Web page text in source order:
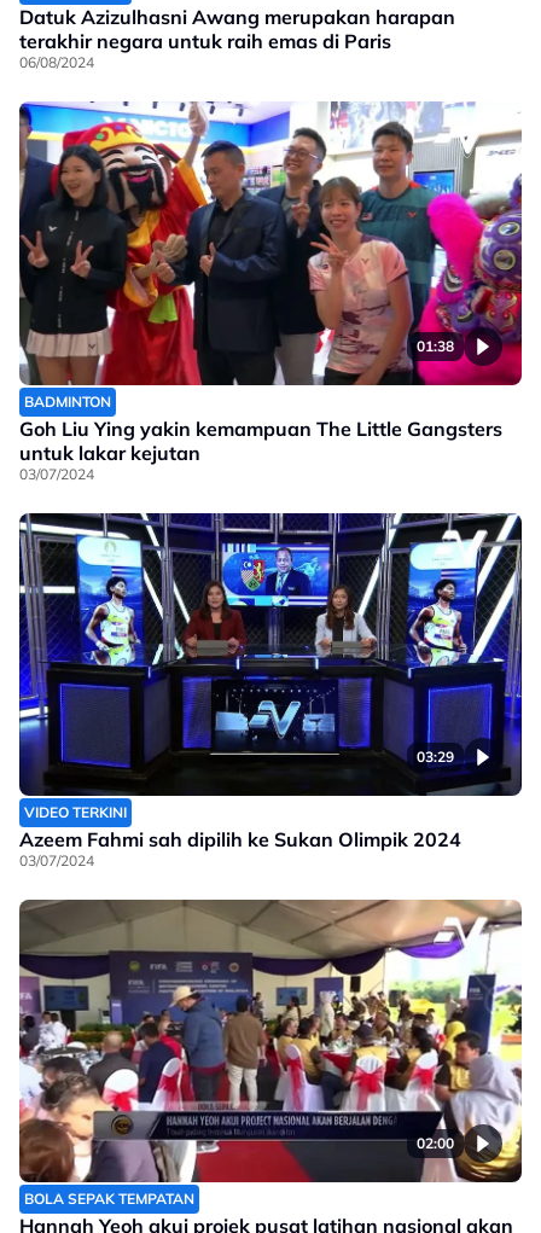
Datuk Azizulhasni Awang merupakan harapan
terakhir negara untuk raih emas di Paris
06/08/2024
01:38
BADMINTON
Goh Liu Ying yakin kemampuan The Little Gangsters
untuk lakar kejutan
03/07/2024
03:29
VIDEO TERKINI
Azeem Fahmi sah dipilih ke Sukan Olimpik 2024
03/07/2024
02:00
BOLA SEPAK TEMPATAN
Hannah Yeoh akui projek pusat latihan nasional akan